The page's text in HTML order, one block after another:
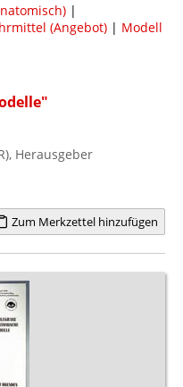
|
(Angebot) | Modell
Herausgeber
Zum Merkzettel hinzufügen